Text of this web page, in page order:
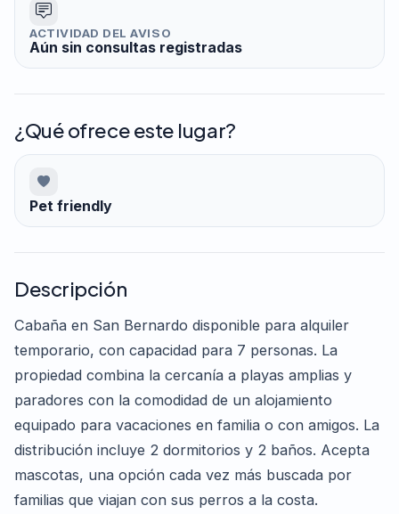
ACTIVIDAD DEL AVISO
Aún sin consultas registradas
¿Qué ofrece este lugar?
Pet friendly
Descripción
Cabaña en San Bernardo disponible para alquiler
temporario, con capacidad para 7 personas. La
propiedad combina la cercanía a playas amplias y
paradores con la comodidad de un alojamiento
equipado para vacaciones en familia o con amigos. La
distribución incluye 2 dormitorios y 2 baños. Acepta
mascotas, una opción cada vez más buscada por
familias que viajan con sus perros a la costa.